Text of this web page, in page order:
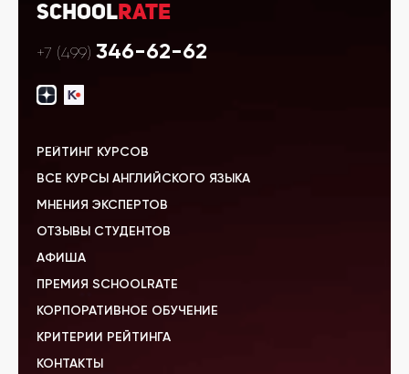
SchoolRate
+7 (499) 346-62-62
РЕЙТИНГ КУРСОВ
ВСЕ КУРСЫ АНГЛИЙСКОГО ЯЗЫКА
МНЕНИЯ ЭКСПЕРТОВ
ОТЗЫВЫ СТУДЕНТОВ
АФИША
ПРЕМИЯ SCHOOLRATE
КОРПОРАТИВНОЕ ОБУЧЕНИЕ
КРИТЕРИИ РЕЙТИНГА
КОНТАКТЫ